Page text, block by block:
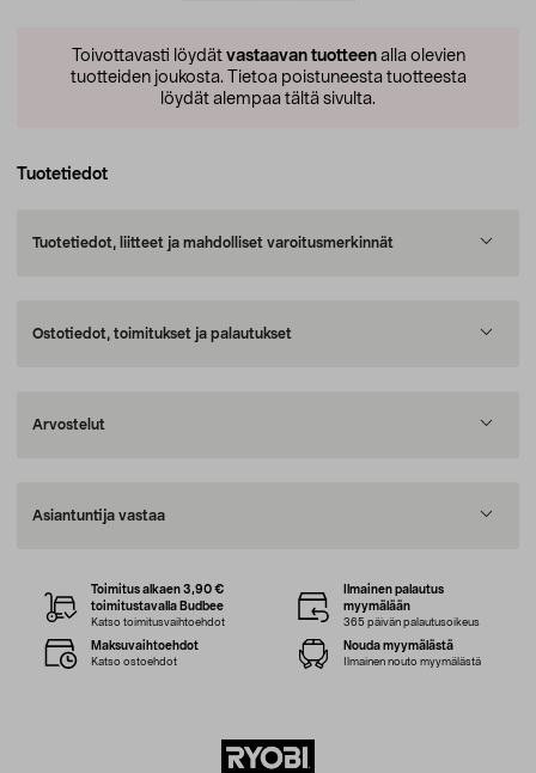
Toivottavasti löydät vastaavan tuotteenalla olevien
tuotteiden joukosta. Tietoa poistuneesta tuotteesta
löydät alempaa tältä sivulta.
Tuotetiedot
Tuotetiedot, liitteet ja mahdolliset varoitusmerkinnät
Ostotiedot, toimitukset ja palautukset
Arvostelut
Asiantuntija vastaa
Toimitus alkaen 3,90 €
toimitustavalla Budbee
Katso toimitusvaihtoehdot
Ilmainen palautus
myymälään
365 päivän palautusoikeus
Maksuvaihtoehdot
Katso ostoehdot
Nouda myymälästä
Ilmainen nouto myymälästä